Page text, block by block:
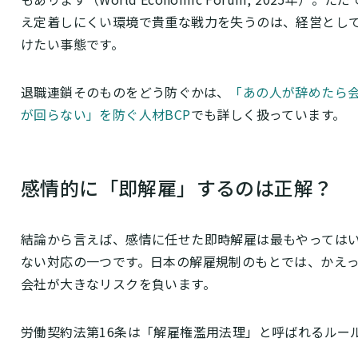
え定着しにくい環境で貴重な戦力を失うのは、経営とし
けたい事態です。
退職連鎖そのものをどう防ぐかは、
「あの人が辞めたら
が回らない」を防ぐ人材BCPでも詳しく扱っています。
感情的に「即解雇」するのは正解？
結論から言えば、感情に任せた即時解雇は最もやっては
ない対応の一つです。日本の解雇規制のもとでは、かえ
会社が大きなリスクを負います。
労働契約法第16条は「解雇権濫用法理」と呼ばれるルー